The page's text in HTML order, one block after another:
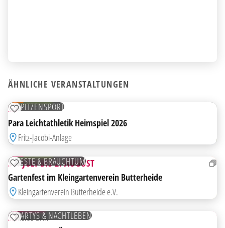
ÄHNLICHE VERANSTALTUNGEN
HIGHLIGHT
18
SPITZENSPORT
ZUR MERKLISTE HINZUFÜGEN
SA
Para Leichtathletik Heimspiel 2026
Fritz-Jacobi-Anlage
AB
31
FESTE & BRAUCHTUM
ZUR MERKLISTE HINZUFÜGEN
31. JULI BIS 2. AUGUST
Gartenfest im Kleingartenverein Butterheide
Kleingartenverein Butterheide e.V.
18
PARTYS & NACHTLEBEN
ZUR MERKLISTE HINZUFÜGEN
SA20:00 UHR